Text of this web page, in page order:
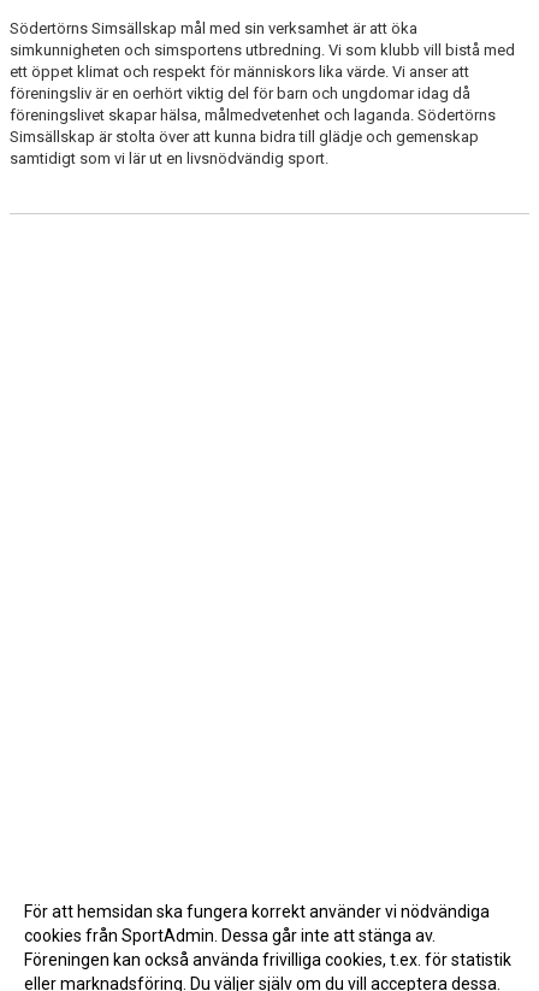
STYRELSEN KOMMUNICERAR
VANLIGA FRÅGOR
KONTAKTA OSS
Södertörns Simsällskap mål med sin verksamhet är att öka
simkunnigheten och simsportens utbredning. Vi som klubb vill bistå med
ett öppet klimat och respekt för människors lika värde. Vi anser att
föreningsliv är en oerhört viktig del för barn och ungdomar idag då
föreningslivet skapar hälsa, målmedvetenhet och laganda. Södertörns
Simsällskap är stolta över att kunna bidra till glädje och gemenskap
samtidigt som vi lär ut en livsnödvändig sport.
För att hemsidan ska fungera korrekt använder vi nödvändiga
cookies från SportAdmin. Dessa går inte att stänga av.
Föreningen kan också använda frivilliga cookies, t.ex. för statistik
eller marknadsföring. Du väljer själv om du vill acceptera dessa.